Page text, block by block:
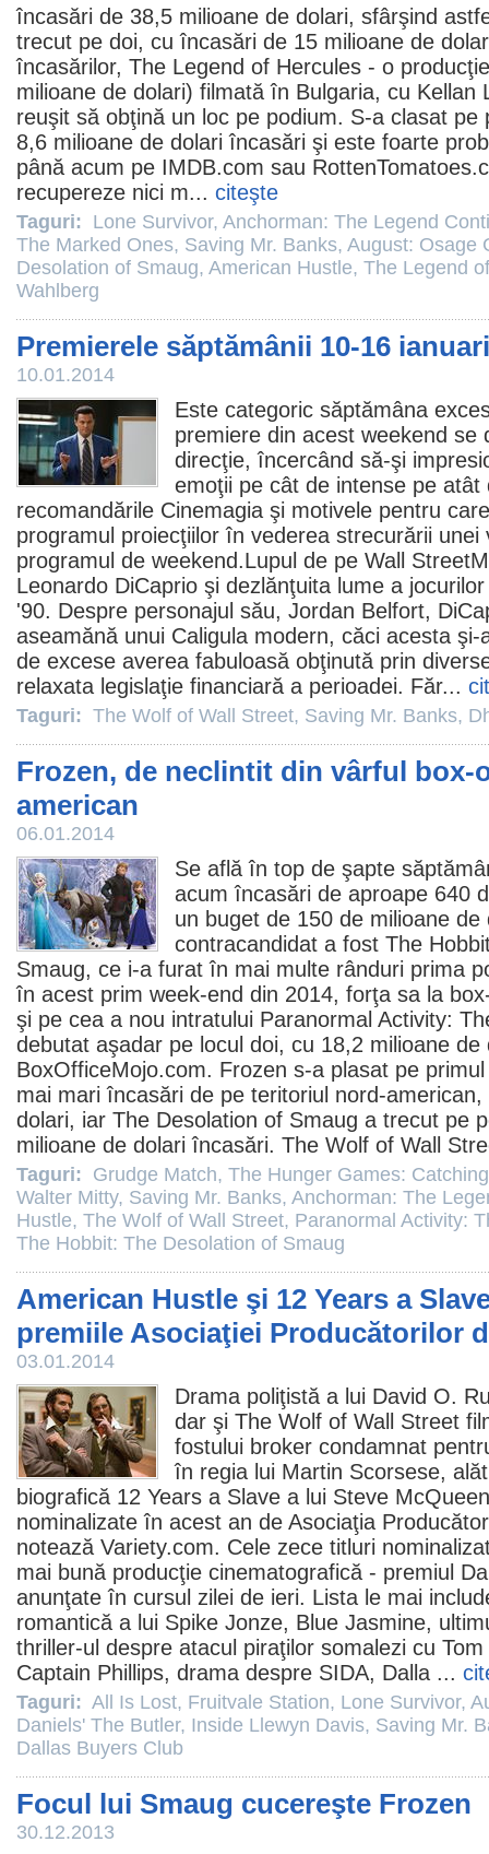
încasări de 38,5 milioane de dolari, sfârşind
trecut pe doi, cu încasări de 15 milioane de
încasărilor, The Legend of Hercules - o
milioane de dolari) filmată în Bulgaria, cu Kellan
reuşit să obţină un loc pe podium. S-a clasat pe
8,6 milioane de dolari încasări şi este foarte
până acum pe IMDB.com sau
recupereze nici m... citeşte
Taguri: Lone Survivor, Anchorman: The Legend
The Marked Ones, Saving Mr. Banks, August: Osage
Desolation of Smaug, American Hustle, The Legend
Wahlberg
Premierele săptămânii 10-16
10.01.2014
Este categoric săptămâna
premiere din acest weekend se
direcţie, încercând să-şi
emoţii pe cât de intense pe
recomandările Cinemagia şi motivele pentru
programul proiecţiilor în vederea strecurării
programul de weekend.Lupul de pe Wall Street
Leonardo DiCaprio şi dezlănţuita lume a
'90. Despre personajul său, Jordan Belfort,
aseamănă unui Caligula modern, căci acesta
de excese averea fabuloasă obţinută prin
relaxata legislaţie financiară a perioadei. Făr...
Taguri: The Wolf of Wall Street, Saving Mr. Banks,
Frozen, de neclintit din vârful box-
american
06.01.2014
Se află în top de şapte
acum încasări de aproape 640
un buget de 150 de milioane
contracandidat a fost The
Smaug, ce i-a furat în mai multe rânduri prima
în acest prim week-end din 2014, forţa sa la
şi pe cea a nou intratului Paranormal Activity:
debutat aşadar pe locul doi, cu 18,2 milioane de
BoxOfficeMojo.com. Frozen s-a plasat pe
mai mari încasări de pe teritoriul nord-
dolari, iar The Desolation of Smaug a trecut pe
milioane de dolari încasări. The Wolf of Wall
Taguri: Grudge Match, The Hunger Games:
Walter Mitty, Saving Mr. Banks, Anchorman: The
Hustle, The Wolf of Wall Street, Paranormal Activity:
The Hobbit: The Desolation of Smaug
American Hustle şi 12 Years a
premiile Asociaţiei Producătorilor
03.01.2014
Drama poliţistă a lui David O.
dar şi The Wolf of Wall Street
fostului broker condamnat
în regia lui Martin Scorsese,
biografică 12 Years a Slave a lui Steve McQueen
nominalizate în acest an de Asociaţia
notează Variety.com. Cele zece titluri
mai bună producţie cinematografică - premiul
anunţate în cursul zilei de ieri. Lista le mai
romantică a lui Spike Jonze, Blue Jasmine,
thriller-ul despre atacul piraţilor somalezi cu
Captain Phillips, drama despre SIDA, Dalla ...
Taguri: All Is Lost, Fruitvale Station, Lone Survivor,
Daniels' The Butler, Inside Llewyn Davis, Saving Mr.
Dallas Buyers Club
Focul lui Smaug cucereşte Frozen
30.12.2013